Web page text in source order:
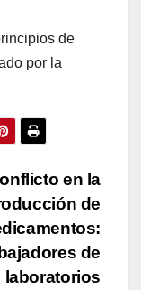
de
por la
en la
de
de
laboratorios